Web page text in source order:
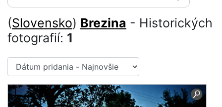
(Slovensko) Brezina - Historických
fotografií: 1